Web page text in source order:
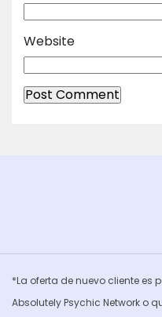
Website
*La oferta de nuevo cliente
Absolutely Psychic Network o